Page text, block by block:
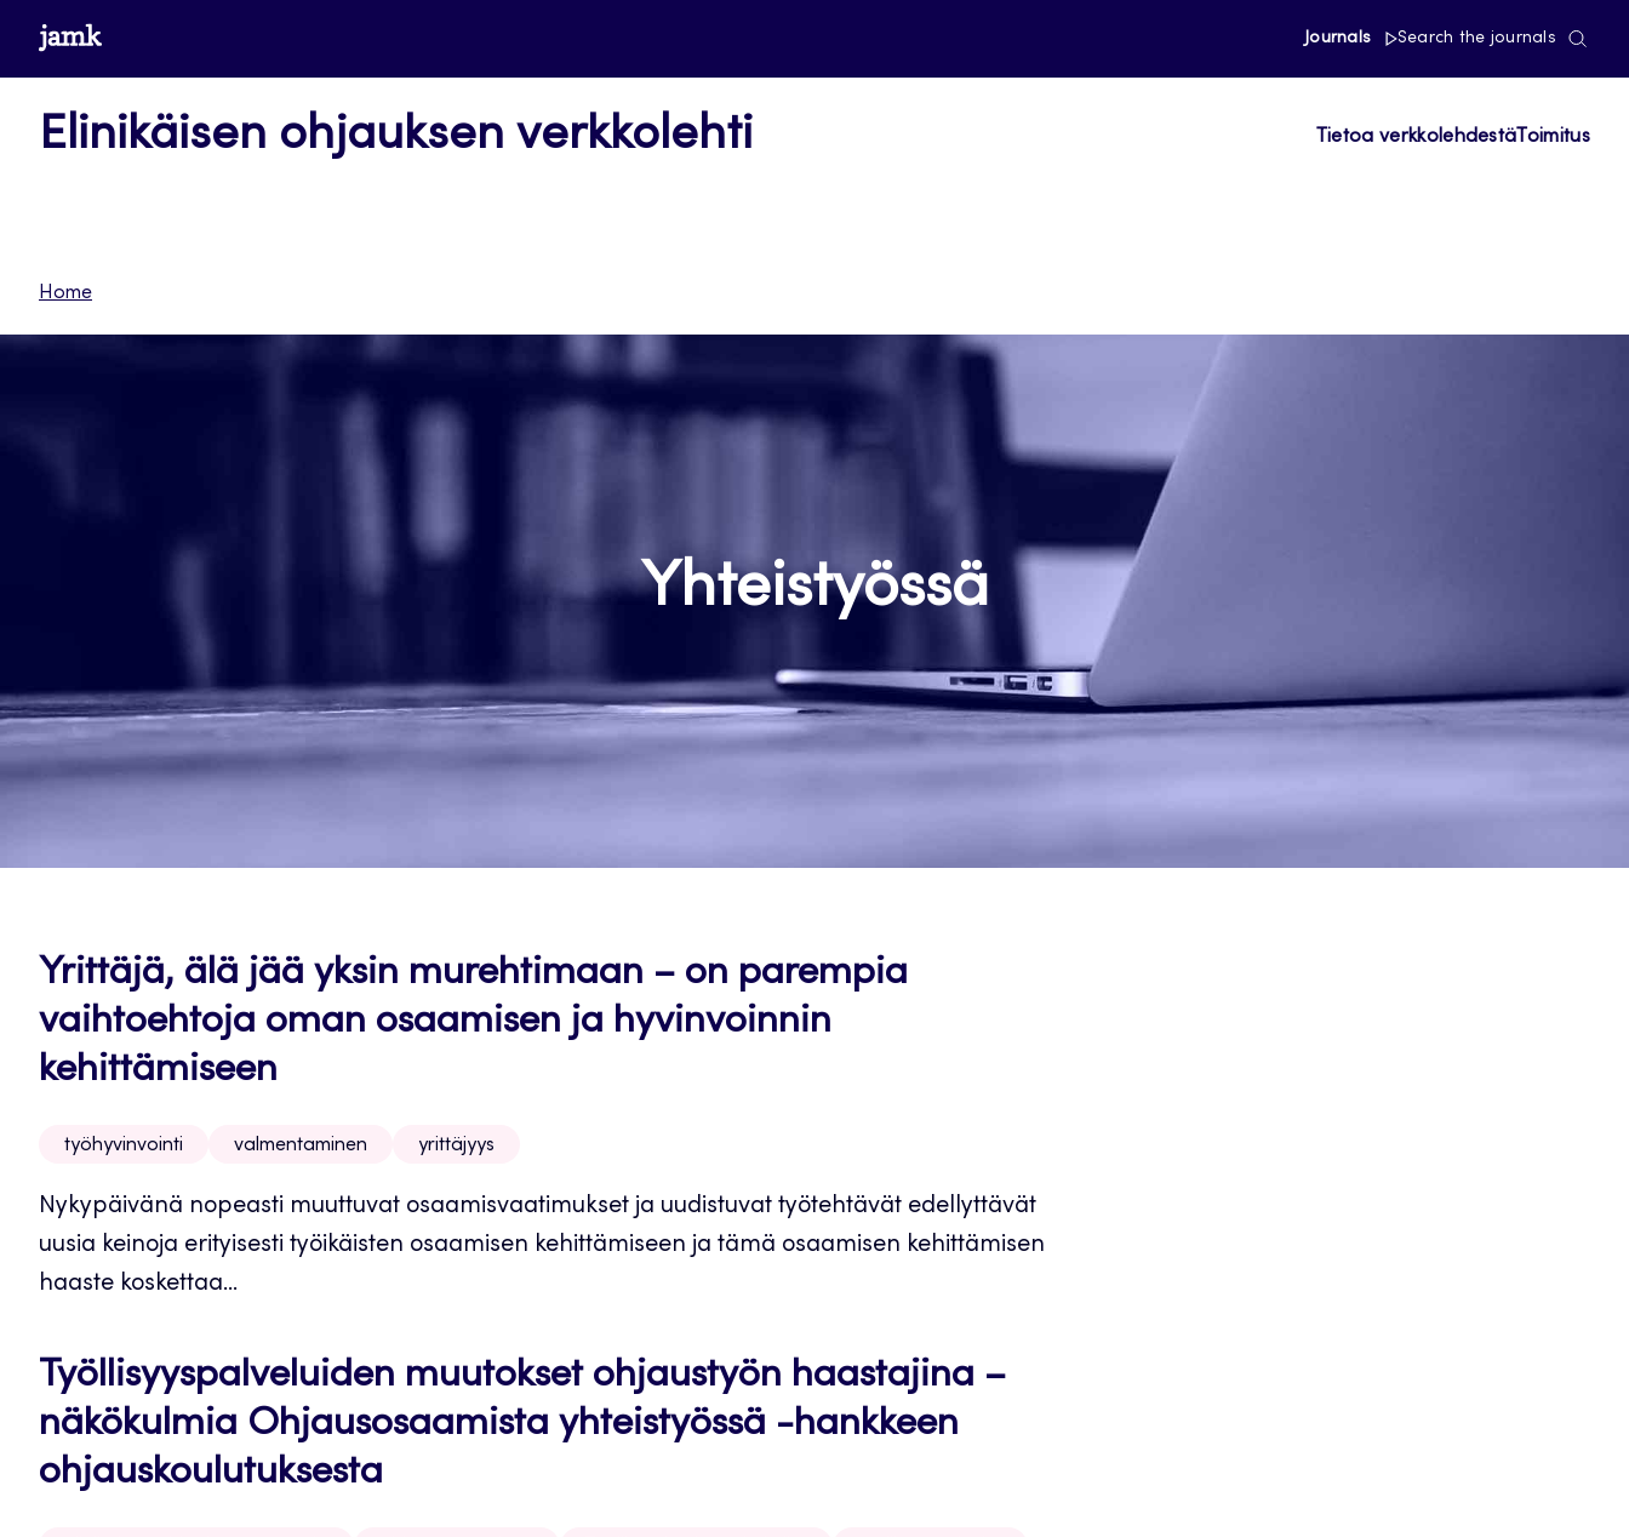
Siirrywww.jamk.fi Journals Search the journals
Elinikäisen ohjauksen verkkolehti Tietoa verkkolehdestä Toimitus
Home
Yhteistyössä
Yrittäjä, älä jää yksin murehtimaan – on parempia
vaihtoehtoja oman osaamisen ja hyvinvoinnin
kehittämiseen
työhyvinvointi valmentaminen yrittäjyys
Nykypäivänä nopeasti muuttuvat osaamisvaatimukset ja uudistuvat työtehtävät edellyttävät
uusia keinoja erityisesti työikäisten osaamisen kehittämiseen ja tämä osaamisen kehittämisen
haaste koskettaa...
Työllisyyspalveluiden muutokset ohjaustyön haastajina –
näkökulmia Ohjausosaamista yhteistyössä -hankkeen
ohjauskoulutuksesta